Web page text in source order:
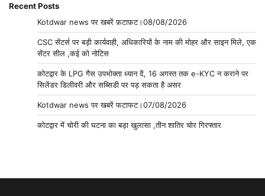
Recent Posts
Kotdwar news पर खबरें फ़टाफ़ट।08/08/2026
CSC सेंटर्स पर बड़ी कार्यवाही, अधिकारियों के नाम की मोहर और साइन मिले, एक
सेंटर सील ,कई को नोटिस
कोटद्वार के LPG गैस उपभोक्ता ध्यान दें, 16 अगस्त तक e-KYC न कराने पर
सिलेंडर डिलीवरी और सब्सिडी पर पड़ सकता है असर
Kotdwar news पर खबरें फटाफट।07/08/2026
कोटद्वार में चोरी की घटना का बड़ा खुलासा ,तीन शातिर चोर गिरफ्तार